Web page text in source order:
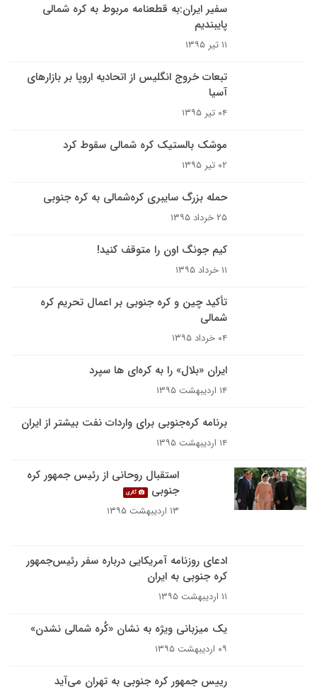
سفیر ایران:به قطعنامه مربوط به کره شمالی
پایبندیم
۱۱ تیر ۱۳۹۵
تبعات خروج انگلیس از اتحادیه اروپا بر بازارهای
آسیا
۰۴ تیر ۱۳۹۵
موشک بالستیک کره شمالی سقوط کرد
۰۲ تیر ۱۳۹۵
حمله بزرگ سایبری کره‌شمالی به کره جنوبی
۲۵ خرداد ۱۳۹۵
کیم جونگ اون را متوقف کنید!
۱۱ خرداد ۱۳۹۵
تأکید چین و کره جنوبی بر اعمال تحریم کره
شمالی
۰۴ خرداد ۱۳۹۵
ایران «بلال» را به کره‌ای‌ ها سپرد
۱۴ اردیبهشت ۱۳۹۵
برنامه کره‌جنوبی برای واردات نفت بیشتر از ایران
۱۴ اردیبهشت ۱۳۹۵
استقبال روحانی از رئیس جمهور کره
جنوبی
گالری
۱۳ اردیبهشت ۱۳۹۵
ادعای روزنامه آمریکایی درباره سفر رئیس‌جمهور
کره جنوبی به ایران
۱۱ اردیبهشت ۱۳۹۵
یک میزبانی ویژه به نشان «کُره شمالی نشدن»
۰۹ اردیبهشت ۱۳۹۵
رییس جمهور کره جنوبی به تهران می‌آید